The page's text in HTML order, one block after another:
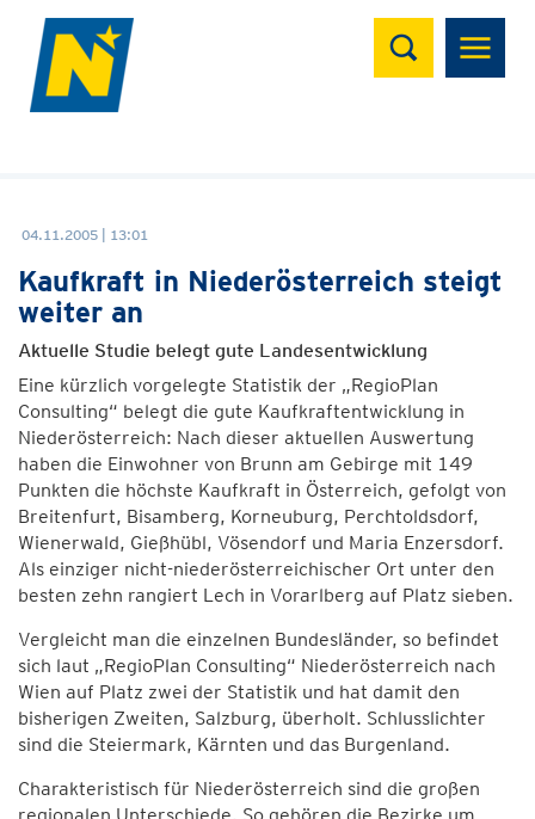
Suchen
04.11.2005 | 13:01
Kaufkraft in Niederösterreich steigt
weiter an
Aktuelle Studie belegt gute Landesentwicklung
Eine kürzlich vorgelegte Statistik der „RegioPlan
Consulting“ belegt die gute Kaufkraftentwicklung in
Niederösterreich: Nach dieser aktuellen Auswertung
haben die Einwohner von Brunn am Gebirge mit 149
Punkten die höchste Kaufkraft in Österreich, gefolgt von
Breitenfurt, Bisamberg, Korneuburg, Perchtoldsdorf,
Wienerwald, Gießhübl, Vösendorf und Maria Enzersdorf.
Als einziger nicht-niederösterreichischer Ort unter den
besten zehn rangiert Lech in Vorarlberg auf Platz sieben.
Vergleicht man die einzelnen Bundesländer, so befindet
sich laut „RegioPlan Consulting“ Niederösterreich nach
Wien auf Platz zwei der Statistik und hat damit den
bisherigen Zweiten, Salzburg, überholt. Schlusslichter
sind die Steiermark, Kärnten und das Burgenland.
Charakteristisch für Niederösterreich sind die großen